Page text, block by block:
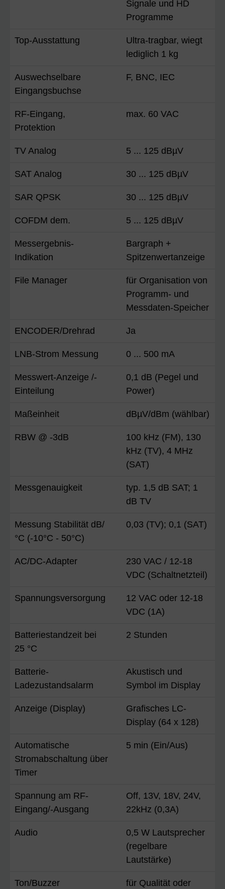
Signale und HD
Programme
Top-Ausstattung
Ultra-tragbar, wiegt
lediglich 1 kg
Auswechselbare
Eingangsbuchse
F, BNC, IEC
RF-Eingang,
Protektion
max. 60 VAC
TV Analog 5 ... 125 dBµV
SAT Analog 30 ... 125 dBµV
SAR QPSK 30 ... 125 dBµV
COFDM dem. 5 ... 125 dBµV
Messergebnis-
Indikation
Bargraph +
Spitzenwertanzeige
File Manager
für Organisation von
Programm- und
Messdaten-Speicher
ENCODER/Drehrad Ja
LNB-Strom Messung 0 ... 500 mA
Messwert-Anzeige /-
Einteilung
0,1 dB (Pegel und
Power)
Maßeinheit dBµV/dBm (wählbar)
RBW @ -3dB
100 kHz (FM), 130
kHz (TV), 4 MHz
(SAT)
Messgenauigkeit
typ. 1,5 dB SAT; 1
dB TV
Messung Stabilität dB/
°C (-10°C - 50°C)
0,03 (TV); 0,1 (SAT)
AC/DC-Adapter
230 VAC / 12-18
VDC (Schaltnetzteil)
Spannungsversorgung
12 VAC oder 12-18
VDC (1A)
Batteriestandzeit bei
25 °C
2 Stunden
Batterie-
Ladezustandsalarm
Akustisch und
Symbol im Display
Anzeige (Display)
Grafisches LC-
Display (64 x 128)
Automatische
Stromabschaltung über
Timer
5 min (Ein/Aus)
Spannung am RF-
Eingang/-Ausgang
Off, 13V, 18V, 24V,
22kHz (0,3A)
Audio
0,5 W Lautsprecher
(regelbare
Lautstärke)
Ton/Buzzer
für Qualität oder